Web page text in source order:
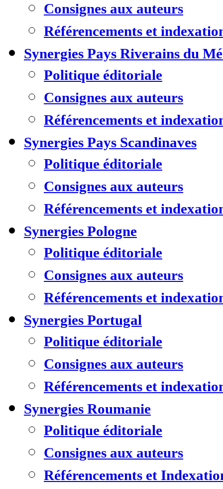
Consignes aux auteurs
Référencements et
Synergies Pays Riverains du
Politique éditoriale
Consignes aux auteurs
Référencements et
Synergies Pays Scandinaves
Politique éditoriale
Consignes aux auteurs
Référencements et
Synergies Pologne
Politique éditoriale
Consignes aux auteurs
Référencements et
Synergies Portugal
Politique éditoriale
Consignes aux auteurs
Référencements et
Synergies Roumanie
Politique éditoriale
Consignes aux auteurs
Référencements et